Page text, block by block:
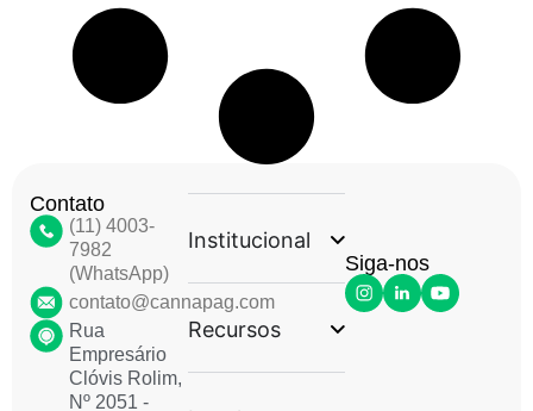
Contato
(11) 4003-
7982
(WhatsApp)
contato@cannapag.com
Rua
Empresário
Clóvis Rolim,
Nº 2051 -
Institucional
Recursos
Siga-nos